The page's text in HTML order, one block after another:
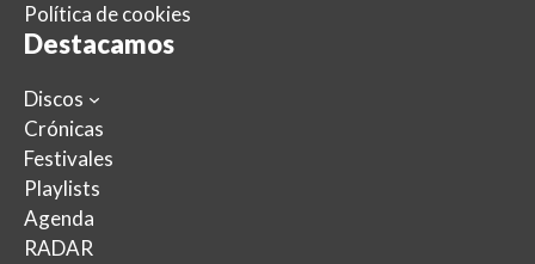
Política de cookies
Destacamos
Discos
Crónicas
Festivales
Playlists
Agenda
RADAR